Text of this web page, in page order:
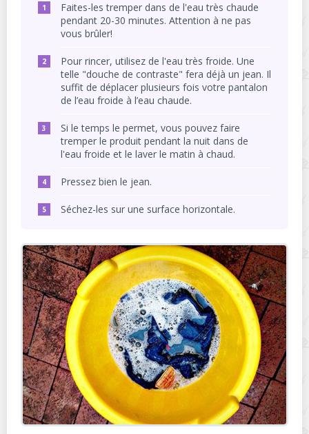
Faites-les tremper dans de l'eau très chaude
pendant 20-30 minutes. Attention à ne pas
vous brûler!
Pour rincer, utilisez de l'eau très froide. Une
telle "douche de contraste" fera déjà un jean. Il
suffit de déplacer plusieurs fois votre pantalon
de l’eau froide à l’eau chaude.
Si le temps le permet, vous pouvez faire
tremper le produit pendant la nuit dans de
l'eau froide et le laver le matin à chaud.
Pressez bien le jean.
Séchez-les sur une surface horizontale.